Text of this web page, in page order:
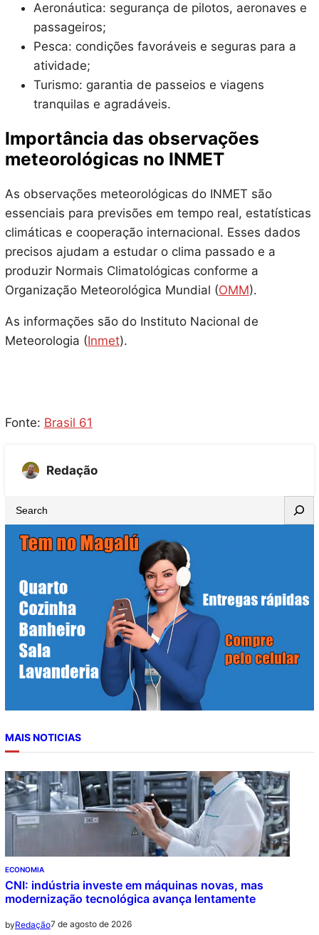
Aeronáutica: segurança de pilotos, aeronaves e
passageiros;
Pesca: condições favoráveis e seguras para a
atividade;
Turismo: garantia de passeios e viagens
tranquilas e agradáveis.
Importância das observações
meteorológicas no INMET
As observações meteorológicas do INMET são
essenciais para previsões em tempo real, estatísticas
climáticas e cooperação internacional. Esses dados
precisos ajudam a estudar o clima passado e a
produzir Normais Climatológicas conforme a
Organização Meteorológica Mundial (OMM).
As informações são do Instituto Nacional de
Meteorologia (Inmet).
Fonte: Brasil 61
Redação
e
MAIS NOTICIAS
ECONOMIA
CNI: indústria investe em máquinas novas, mas
modernização tecnológica avança lentamente
byRedação7 de agosto de 2026